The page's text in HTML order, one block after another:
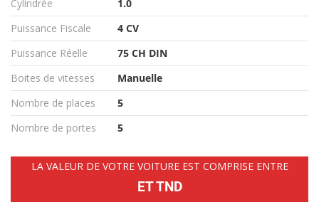
Cylindrée
1.0
Puissance Fiscale
4 CV
Puissance Réelle
75 CH DIN
Boites de vitesses
Manuelle
Nombre de places
5
Nombre de portes
5
LA VALEUR DE VOTRE VOITURE EST COMPRISE ENTRE
ET TND